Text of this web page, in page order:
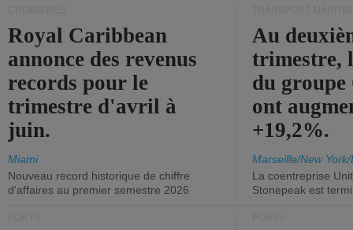
Royal Caribbean
annonce des revenus
records pour le
trimestre d'avril à
juin.
Miami
Nouveau record historique de chiffre
d'affaires au premier semestre 2026
Au
trimestre,
du
ont
+19,2%.
Marseille/New
La coentreprise
Stonepeak est